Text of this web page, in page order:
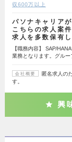
収600万以上
パソナキャリア
こちらの求人案
求人を多数保有
【職務内容】 SAP/
業務となります。グルー
会社概要
匿名求人の
す。
興